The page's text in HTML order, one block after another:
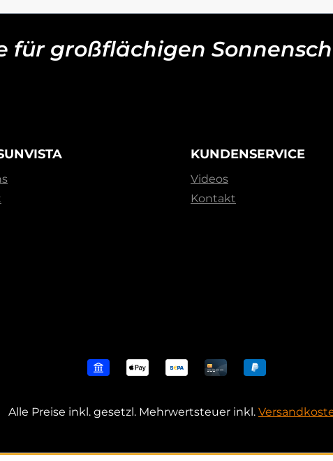
für großflächigen
KUNDENSERVICE
Videos
Kontakt
Alle Preise inkl. gesetzl. Mehrwertsteuer inkl.